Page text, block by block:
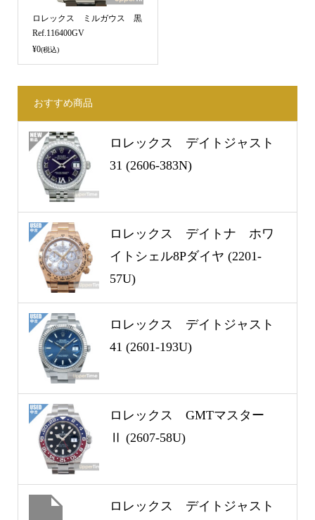
ロレックス ミルガウス 黒
Ref.116400GV
¥0(税込)
おすすめ商品
ロレックス デイトジャスト
31 (2606-383N)
ロレックス デイトナ ホワ
イトシェル8Pダイヤ (2201-
57U)
ロレックス デイトジャスト
41 (2601-193U)
ロレックス GMTマスター
Ⅱ (2607-58U)
ロレックス デイトジャスト